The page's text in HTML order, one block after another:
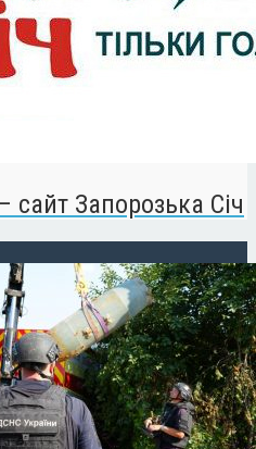
Запорозька Січ